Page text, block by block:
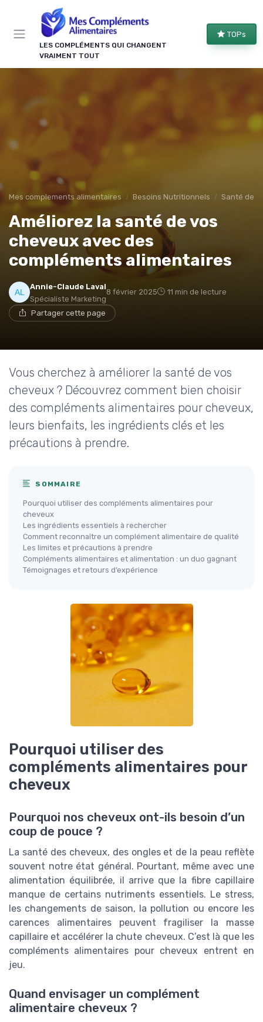
LES COMPLÉMENTS QUI CHANGENT
VRAIMENT TOUT
TOPs
Mes complements alimentaires Besoins Nutritionnels Santé des
Améliorez la santé de vos
cheveux avec des
compléments alimentaires
Annie-Claude Laval
Spécialiste Marketing
8 février 2025 11 min de lecture
Partager cette page
Vous cherchez à améliorer la santé de vos
cheveux ? Découvrez comment bien choisir
des compléments alimentaires pour cheveux,
leurs bienfaits, les ingrédients clés et les
précautions à prendre.
SOMMAIRE
Pourquoi utiliser des compléments alimentaires pour
cheveux
Les ingrédients essentiels à rechercher
Comment reconnaître un complément alimentaire de qualité
Les limites et précautions à prendre
Compléments alimentaires et alimentation : un duo gagnant
Témoignages et retours d’expérience
Pourquoi utiliser des
compléments alimentaires pour
cheveux
Pourquoi nos cheveux ont-ils besoin d’un
coup de pouce ?
La santé des cheveux, des ongles et de la peau reflète
souvent notre état général. Pourtant, même avec une
alimentation équilibrée, il arrive que la fibre capillaire
manque de certains nutriments essentiels. Le stress,
les changements de saison, la pollution ou encore les
carences alimentaires peuvent fragiliser la masse
capillaire et accélérer la chute cheveux. C’est là que les
compléments alimentaires pour cheveux entrent en
jeu.
Quand envisager un complément
alimentaire cheveux ?
Panneau de gestion des cookies